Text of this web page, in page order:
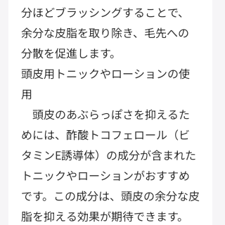
分ほどブラッシングすることで、
余分な皮脂を取り除き、毛先への
分散を促進します。
頭皮用トニックやローションの使
用
頭皮のあぶらっぽさを抑えるた
めには、酢酸トコフェロール（ビ
タミンE誘導体）の成分が含まれた
トニックやローションがおすすめ
です。この成分は、頭皮の余分な皮
脂を抑える効果が期待できます。